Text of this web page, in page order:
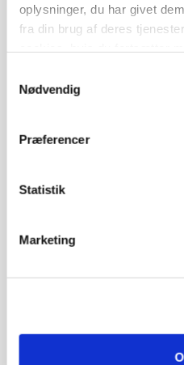
oplysninger, du har givet
fra din brug af deres
Nødvendig
Præferencer
Statistik
Marketing
Kvinderne går mest op i